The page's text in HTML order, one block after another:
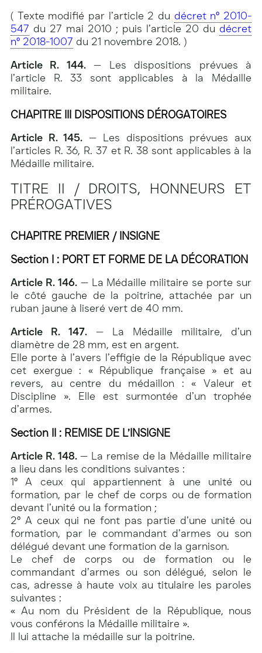
( Texte modifié par l’article 2 du décret n° 2010-
547 du 27 mai 2010 ; puis l’article 20 du décret
n° 2018-1007 du 21 novembre 2018. )
Article R. 144.— Les dispositions prévues à
l’article R. 33 sont applicables à la Médaille
militaire.
CHAPITRE III DISPOSITIONS DÉROGATOIRES
Article R. 145. — Les dispositions prévues aux
l’articles R. 36, R. 37 et R. 38 sont applicables à la
Médaille militaire.
TITRE II / DROITS, HONNEURS ET
PRÉROGATIVES
CHAPITRE PREMIER / INSIGNE
Section I : PORT ET FORME DE LA DÉCORATION
Article R. 146.— La Médaille militaire se porte sur
le côté gauche de la poitrine, attachée par un
ruban jaune à liseré vert de 40 mm.
Article R. 147. — La Médaille militaire, d’un
diamètre de 28 mm, est en argent.
Elle porte à l’avers l’effigie de la République avec
cet exergue : « République française » et au
revers, au centre du médaillon : « Valeur et
Discipline ». Elle est surmontée d’un trophée
d’armes.
Section II : REMISE DE L’INSIGNE
Article R. 148.— La remise de la Médaille militaire
a lieu dans les conditions suivantes :
1° A ceux qui appartiennent à une unité ou
formation, par le chef de corps ou de formation
devant l’unité ou la formation ;
2° A ceux qui ne font pas partie d’une unité ou
formation, par le commandant d’armes ou son
délégué devant une formation de la garnison.
Le chef de corps ou de formation ou le
commandant d’armes ou son délégué, selon le
cas, adresse à haute voix au titulaire les paroles
suivantes :
« Au nom du Président de la République, nous
vous conférons la Médaille militaire ».
Il lui attache la médaille sur la poitrine.